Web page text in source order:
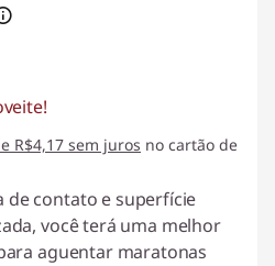
:
R$4,17 sem juros no cartão de
de contato e superfície
você terá uma melhor
aguentar maratonas